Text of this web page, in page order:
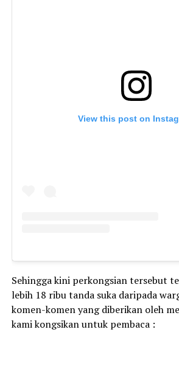
View this post on
Sehingga kini perkongsian tersebut
lebih 18 ribu tanda suka daripada
komen-komen yang diberikan oleh
kami kongsikan untuk pembaca :